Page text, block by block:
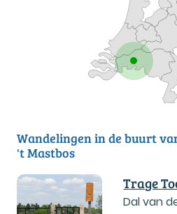
Wandelingen in de buurt
't Mastbos
Trage
Dal van